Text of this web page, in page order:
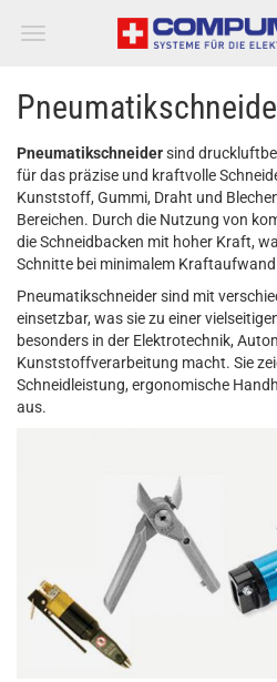
Pneumatikschneidersind
für das präzise und kraftvolle
Kunststoff, Gummi, Draht und
Bereichen. Durch die Nutzung von
die Schneidbacken mit hoher Kraft,
Schnitte bei minimalem
Pneumatikschneider sind mit
einsetzbar, was sie zu einer
besonders in der Elektrotechnik,
Kunststoffverarbeitung macht. Sie
Schneidleistung, ergonomische
aus.